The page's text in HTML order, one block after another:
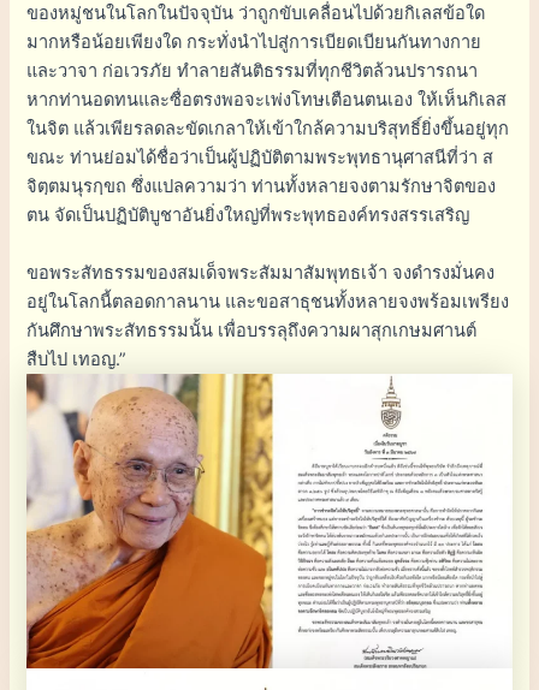
ของหมู่ชนในโลกในปัจจุบัน ว่าถูกขับเคลื่อนไปด้วยกิเลสข้อใด
มากหรือน้อยเพียงใด กระทั่งนำไปสู่การเบียดเบียนกันทางกาย
และวาจา ก่อเวรภัย ทำลายสันติธรรมที่ทุกชีวิตล้วนปรารถนา
หากท่านอดทนและซื่อตรงพอจะเพ่งโทษเตือนตนเอง ให้เห็นกิเลส
ในจิต แล้วเพียรลดละขัดเกลาให้เข้าใกล้ความบริสุทธิ์ยิ่งขึ้นอยู่ทุก
ขณะ ท่านย่อมได้ชื่อว่าเป็นผู้ปฏิบัติตามพระพุทธานุศาสนีที่ว่า ส
จิตฺตมนุรกฺขถ ซึ่งแปลความว่า ท่านทั้งหลายจงตามรักษาจิตของ
ตน จัดเป็นปฏิบัติบูชาอันยิ่งใหญ่ที่พระพุทธองค์ทรงสรรเสริญ
ขอพระสัทธรรมของสมเด็จพระสัมมาสัมพุทธเจ้า จงดำรงมั่นคง
อยู่ในโลกนี้ตลอดกาลนาน และขอสาธุชนทั้งหลายจงพร้อมเพรียง
กันศึกษาพระสัทธรรมนั้น เพื่อบรรลุถึงความผาสุกเกษมศานต์
สืบไป เทอญ.”